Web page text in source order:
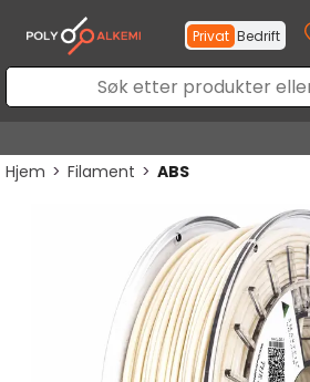
Privat Bedrift
Hjem>Filament>ABS